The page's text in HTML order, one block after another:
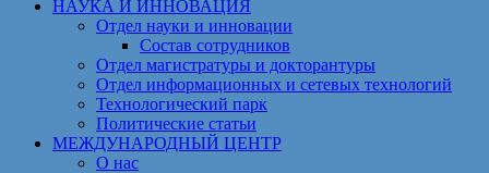
НАУКА И ИННОВАЦИЯ
Отдел науки и инновации
Состав сотрудников
Отдел магистратуры и докторантуры
Отдел информационных и сетевых технологий
Технологический парк
Политические статьи
МЕЖДУНАРОДНЫЙ ЦЕНТР
О нас